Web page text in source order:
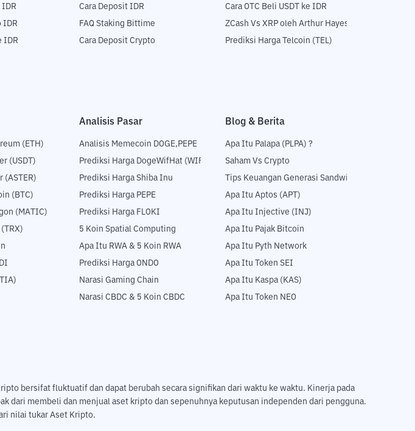
IDR
IDR
IDR
Cara Deposit IDR
FAQ Staking Bittime
Cara Deposit Crypto
Cara OTC Beli USDT ke IDR
ZCash Vs XRP oleh Arthur Hayes
Prediksi Harga Telcoin (TEL)
(ETH)
(USDT)
(ASTER)
(BTC)
(MATIC)
Analisis Pasar
Analisis Memecoin DOGE,PEPE
Prediksi Harga DogeWifHat (WIF)
Prediksi Harga Shiba Inu
Prediksi Harga PEPE
Prediksi Harga FLOKI
5 Koin Spatial Computing
Apa Itu RWA & 5 Koin RWA
Prediksi Harga ONDO
Narasi Gaming Chain
Narasi CBDC & 5 Koin CBDC
Blog & Berita
Apa Itu Palapa (PLPA) ?
Saham Vs Crypto
Tips Keuangan Generasi Sandwich
Apa Itu Aptos (APT)
Apa Itu Injective (INJ)
Apa Itu Pajak Bitcoin
Apa Itu Pyth Network
Apa Itu Token SEI
Apa Itu Kaspa (KAS)
Apa Itu Token NEO
bersifat fluktuatif dan dapat berubah secara signifikan dari waktu ke waktu. Kinerja pada
dari membeli dan menjual aset kripto dan sepenuhnya keputusan independen dari pengguna.
nilai tukar Aset Kripto.